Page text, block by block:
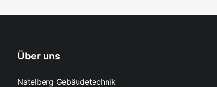
Über uns
Natelberg Gebäudetechnik